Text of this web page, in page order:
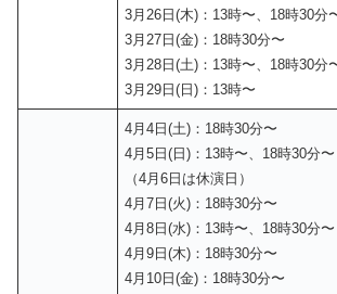
3月26日(木)：13時〜、18時30分
3月27日(金)：18時30分〜
3月28日(土)：13時〜、18時30分
3月29日(日)：13時〜
4月4日(土)：18時30分〜
4月5日(日)：13時〜、18時30分〜
（4月6日は休演日）
4月7日(火)：18時30分〜
4月8日(水)：13時〜、18時30分〜
4月9日(木)：18時30分〜
4月10日(金)：18時30分〜